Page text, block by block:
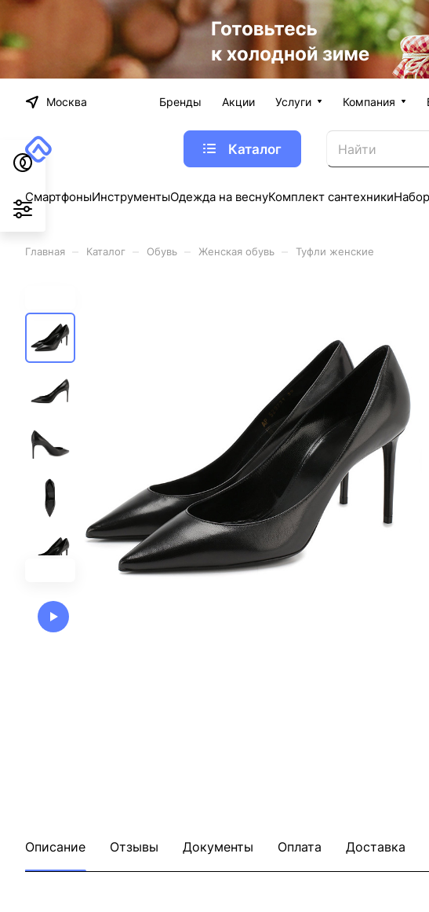
Москва Бренды Акции Услуги Компания
Каталог
СмартфоныИнструментыОдежда на веснуКомплект сантехники
Главная Каталог Обувь Женская обувь Туфли женские
Описание Отзывы Документы Оплата Доставка